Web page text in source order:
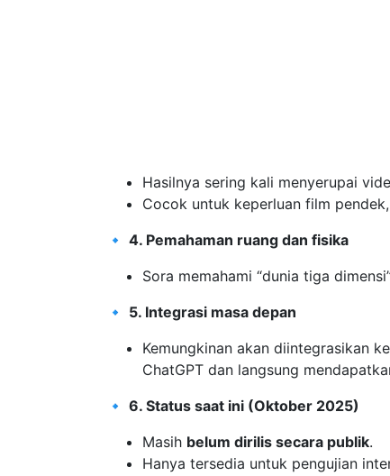
Hasilnya sering kali menyerupai
Cocok untuk keperluan film
🔹 4. Pemahaman ruang dan fisika
Sora memahami “dunia tiga
🔹 5. Integrasi masa depan
Kemungkinan akan diintegrasikan
ChatGPT dan langsung
🔹 6. Status saat ini (Oktober 2025)
Masih belum dirilis secara publik.
Hanya tersedia untuk pengujian